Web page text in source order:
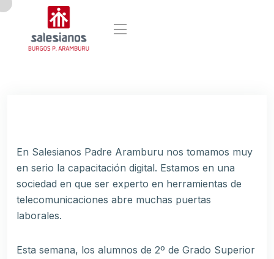
En Salesianos Padre Aramburu nos tomamos muy
en serio la capacitación digital. Estamos en una
sociedad en que ser experto en herramientas de
telecomunicaciones abre muchas puertas
laborales.
Esta semana, los alumnos de 2º de Grado Superior